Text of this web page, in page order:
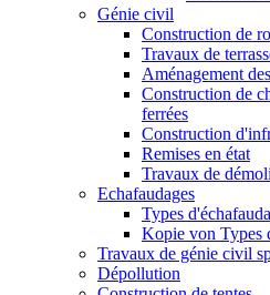
Génie civil
Construction de
Travaux de
Aménagement
Construction de
ferrées
Construction
Remises en état
Travaux de
Echafaudages
Types
Kopie von Types
Travaux de génie civil
Dépollution